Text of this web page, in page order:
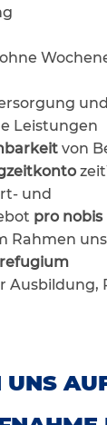
und
Leistungen
von
und
pro nobis
Rahmen
Ausbildung,